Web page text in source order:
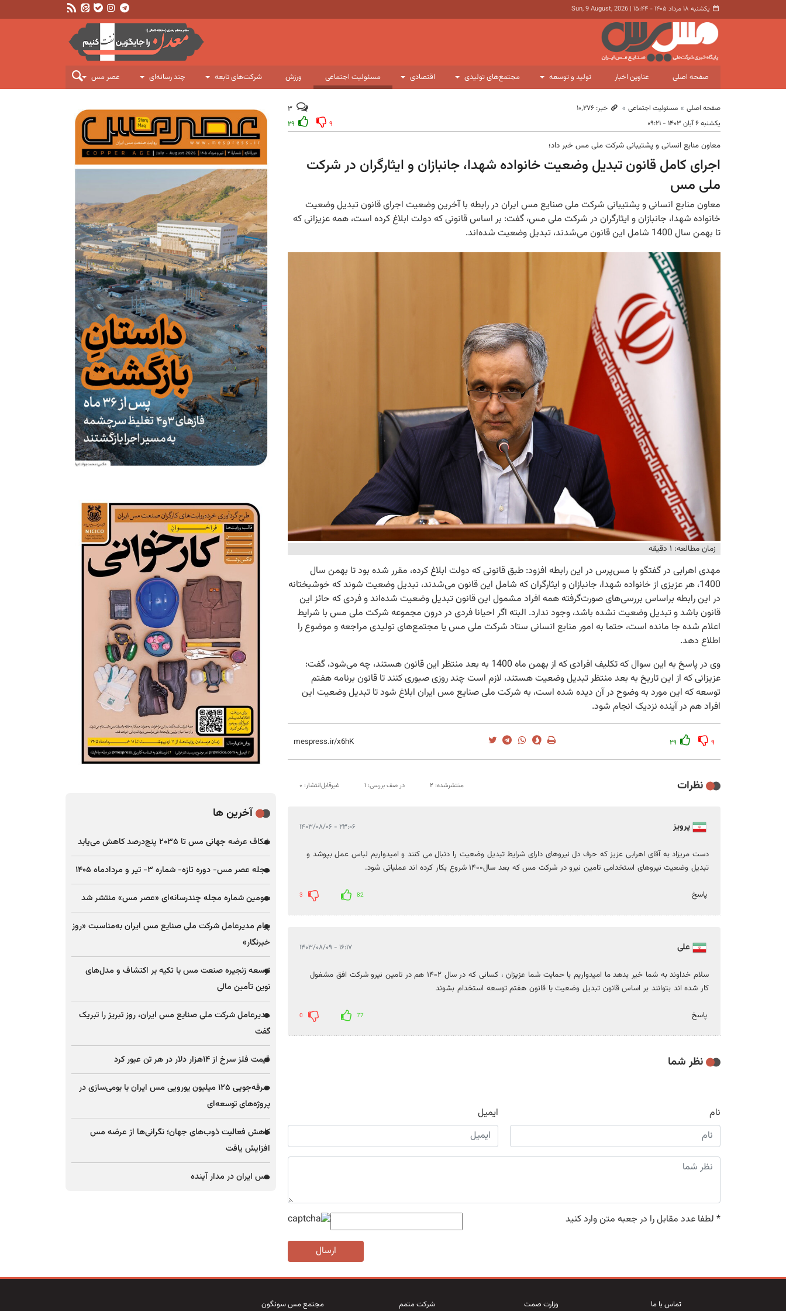
یکشنبه ۱۸ مرداد ۱۴۰۵ - ۱۵:۴۴ |
Sun, 9 August, 2026
صفحه اصلی عناوین اخبار تولید و توسعه مجتمع‌های تولیدی اقتصادی مسئولیت اجتماعی ورزش شرکت‌های تابعه چند رسانه‌ای عصر مس
صفحه اصلی مسئولیت اجتماعی خبر: ۱۰٬۲۷۶
یکشنبه ۶ آبان ۱۴۰۳ - ۰۹:۲۱
۹ ۲۹
معاون منابع انسانی و پشتیبانی شرکت ملی مس خبر داد؛
اجرای کامل قانون تبدیل وضعیت خانواده شهدا، جانبازان و ایثارگران در شرکت
ملی مس
زمان مطالعه: ۱ دقیقه
معاون منابع انسانی و پشتیبانی شرکت ملی صنایع مس ایران در رابطه با آخرین وضعیت اجرای قانون تبدیل وضعیت
خانواده شهدا، جانبازان و ایثارگران در شرکت ملی مس، گفت: بر اساس قانونی که دولت ابلاغ کرده است، همه عزیزانی که
تا بهمن سال 1400 شامل این قانون می‌شدند، تبدیل وضعیت شده‌اند.
مهدی اهرابی در گفتگو با مس‌پرس در این رابطه افزود: طبق قانونی که دولت ابلاغ کرده، مقرر شده بود تا بهمن سال
1400، هر عزیزی از خانواده شهدا، جانبازان و ایثارگران که شامل این قانون می‌شدند، تبدیل وضعیت شوند که خوشبختانه
در این رابطه براساس بررسی‌های صورت‌گرفته همه افراد مشمول این قانون تبدیل وضعیت شده‌اند و فردی که حائز این
قانون باشد و تبدیل وضعیت نشده باشد، وجود ندارد. البته اگر احیانا فردی در درون مجموعه شرکت ملی مس با شرایط
اعلام شده جا مانده است، حتما به امور منابع انسانی ستاد شرکت ملی مس یا مجتمع‌های تولیدی مراجعه و موضوع را
اطلاع دهد.
وی در پاسخ به این سوال که تکلیف افرادی که از بهمن ماه 1400 به بعد منتظر این قانون هستند، چه می‌شود، گفت:
عزیزانی که از این تاریخ به بعد منتظر تبدیل وضعیت هستند، لازم است چند روزی صبوری کنند تا قانون برنامه هفتم
توسعه که این مورد به وضوح در آن دیده شده است، به شرکت ملی صنایع مس ایران ابلاغ شود تا تبدیل وضعیت این
افراد هم در آینده نزدیک انجام شود.
۹ ۲۹
نظرات منتشرشده: ۲ در صف بررسی: ۱ غیرقابل‌انتشار: ۰
پرویز ۲۳:۰۶ - ۱۴۰۳/۰۸/۰۶
دست مریزاد به آقای اهرابی عزیز که حرف دل نیروهای دارای شرایط تبدیل وضعیت را دنبال می کنند و امیدواریم لباس عمل بپوشد و
تبدیل وضعیت نیروهای استخدامی تامین نیرو در شرکت مس که بعد سال۱۴۰۰ شروع بکار کرده اند عملیاتی شود.
پاسخ 82
3
علی ۱۶:۱۷ - ۱۴۰۳/۰۸/۰۹
سلام خداوند به شما خیر بدهد ما امیدواریم با حمایت شما عزیزان ، کسانی که در سال ۱۴۰۲ هم در تامین نیرو شرکت افق مشغول
کار شده اند بتوانند بر اساس قانون تبدیل وضعیت یا قانون هفتم توسعه استخدام بشوند
پاسخ 77
0
نظر شما
نام ایمیل
* لطفا عدد مقابل را در جعبه متن وارد کنید
ارسال
آخرین ها
شکاف عرضه جهانی مس تا ۲۰۳۵ پنج‌درصد کاهش می‌یابد
مجله عصر مس- دوره تازه- شماره ۳- تیر و مردادماه ۱۴۰۵
سومین شماره مجله چندرسانه‌ای «عصر مس» منتشر شد
پیام مدیرعامل شرکت ملی صنایع مس ایران به‌مناسبت «روز
خبرنگار»
توسعه زنجیره صنعت مس با تکیه بر اکتشاف و مدل‌های
نوین تأمین مالی
مدیرعامل شرکت ملی صنایع مس ایران، روز تبریز را تبریک
گفت
قیمت فلز سرخ از ۱۴هزار دلار در هر تن عبور کرد
صرفه‌جویی ۱۲۵ میلیون یورویی مس ایران با بومی‌سازی در
پروژه‌های توسعه‌ای
کاهش فعالیت ذوب‌های جهان؛ نگرانی‌ها از عرضه مس
افزایش یافت
مس ایران در مدار آینده
تماس با ما وزارت صمت شرکت متمم مجتمع مس سونگون